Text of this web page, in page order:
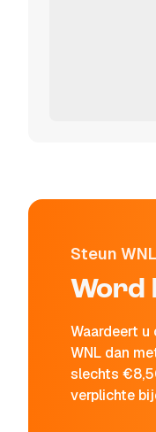
Steun WNL
Word
Waardeert u
WNL dan
slechts
verplichte